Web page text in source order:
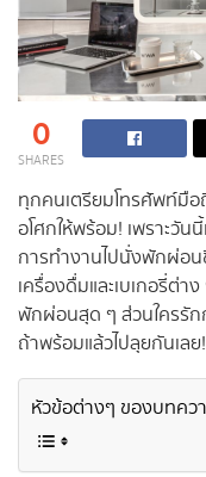
0
SHARES
ทุกคนเตรียมโทรศัพท์มือ
อโศกให้พร้อม! เพราะวั
การทำงานไปนั่งพักผ่อน
เครื่องดื่มและเบเกอรี่ต่า
พักผ่อนสุด ๆ ส่วนใครรัก
ถ้าพร้อมแล้วไปลุยกันเลย!
หัวข้อต่างๆ ของบทคว